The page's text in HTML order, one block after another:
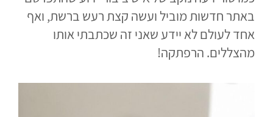
באתר חדשות מוביל ועשה קצת רעש ברשת, ואף
אחד לעולם לא יידע שאני זה שכתבתי אותו
מהצללים. הרפתקה!